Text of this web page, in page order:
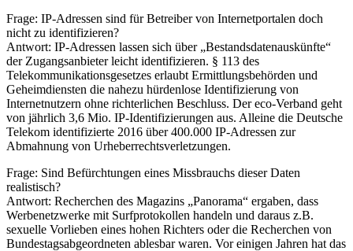
Frage: IP-Adressen sind für Betreiber von Internetportalen doch
nicht zu identifizieren?
Antwort: IP-Adressen lassen sich über „Bestandsdatenauskünfte“
der Zugangsanbieter leicht identifizieren. § 113 des
Telekommunikationsgesetzes erlaubt Ermittlungsbehörden und
Geheimdiensten die nahezu hürdenlose Identifizierung von
Internetnutzern ohne richterlichen Beschluss. Der eco-Verband geht
von jährlich 3,6 Mio. IP-Identifizierungen aus. Alleine die Deutsche
Telekom identifizierte 2016 über 400.000 IP-Adressen zur
Abmahnung von Urheberrechtsverletzungen.
Frage: Sind Befürchtungen eines Missbrauchs dieser Daten
realistisch?
Antwort: Recherchen des Magazins „Panorama“ ergaben, dass
Werbenetzwerke mit Surfprotokollen handeln und daraus z.B.
sexuelle Vorlieben eines hohen Richters oder die Recherchen von
Bundestagsabgeordneten ablesbar waren. Vor einigen Jahren hat das